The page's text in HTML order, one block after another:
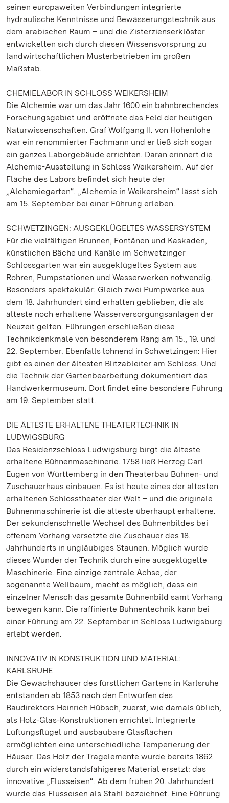
seinen europaweiten Verbindungen integrierte
hydraulische Kenntnisse und Bewässerungstechnik aus
dem arabischen Raum – und die Zisterzienserklöster
entwickelten sich durch diesen Wissensvorsprung zu
landwirtschaftlichen Musterbetrieben im großen
Maßstab.
CHEMIELABOR IN SCHLOSS WEIKERSHEIM
Die Alchemie war um das Jahr 1600 ein bahnbrechendes
Forschungsgebiet und eröffnete das Feld der heutigen
Naturwissenschaften. Graf Wolfgang II. von Hohenlohe
war ein renommierter Fachmann und er ließ sich sogar
ein ganzes Laborgebäude errichten. Daran erinnert die
Alchemie-Ausstellung in Schloss Weikersheim. Auf der
Fläche des Labors befindet sich heute der
„Alchemiegarten“. „Alchemie in Weikersheim“ lässt sich
am 15. September bei einer Führung erleben.
SCHWETZINGEN: AUSGEKLÜGELTES WASSERSYSTEM
Für die vielfältigen Brunnen, Fontänen und Kaskaden,
künstlichen Bäche und Kanäle im Schwetzinger
Schlossgarten war ein ausgeklügeltes System aus
Rohren, Pumpstationen und Wasserwerken notwendig.
Besonders spektakulär: Gleich zwei Pumpwerke aus
dem 18. Jahrhundert sind erhalten geblieben, die als
älteste noch erhaltene Wasserversorgungsanlagen der
Neuzeit gelten. Führungen erschließen diese
Technikdenkmale von besonderem Rang am 15., 19. und
22. September. Ebenfalls lohnend in Schwetzingen: Hier
gibt es einen der ältesten Blitzableiter am Schloss. Und
die Technik der Gartenbearbeitung dokumentiert das
Handwerkermuseum. Dort findet eine besondere Führung
am 19. September statt.
DIE ÄLTESTE ERHALTENE THEATERTECHNIK IN
LUDWIGSBURG
Das Residenzschloss Ludwigsburg birgt die älteste
erhaltene Bühnenmaschinerie. 1758 ließ Herzog Carl
Eugen von Württemberg in den Theaterbau Bühnen- und
Zuschauerhaus einbauen. Es ist heute eines der ältesten
erhaltenen Schlosstheater der Welt – und die originale
Bühnenmaschinerie ist die älteste überhaupt erhaltene.
Der sekundenschnelle Wechsel des Bühnenbildes bei
offenem Vorhang versetzte die Zuschauer des 18.
Jahrhunderts in ungläubiges Staunen. Möglich wurde
dieses Wunder der Technik durch eine ausgeklügelte
Maschinerie. Eine einzige zentrale Achse, der
sogenannte Wellbaum, macht es möglich, dass ein
einzelner Mensch das gesamte Bühnenbild samt Vorhang
bewegen kann. Die raffinierte Bühnentechnik kann bei
einer Führung am 22. September in Schloss Ludwigsburg
erlebt werden.
INNOVATIV IN KONSTRUKTION UND MATERIAL:
KARLSRUHE
Die Gewächshäuser des fürstlichen Gartens in Karlsruhe
entstanden ab 1853 nach den Entwürfen des
Baudirektors Heinrich Hübsch, zuerst, wie damals üblich,
als Holz-Glas-Konstruktionen errichtet. Integrierte
Lüftungsflügel und ausbaubare Glasflächen
ermöglichten eine unterschiedliche Temperierung der
Häuser. Das Holz der Tragelemente wurde bereits 1862
durch ein widerstandsfähigeres Material ersetzt: das
innovative „Flusseisen“. Ab dem frühen 20. Jahrhundert
wurde das Flusseisen als Stahl bezeichnet. Eine Führung